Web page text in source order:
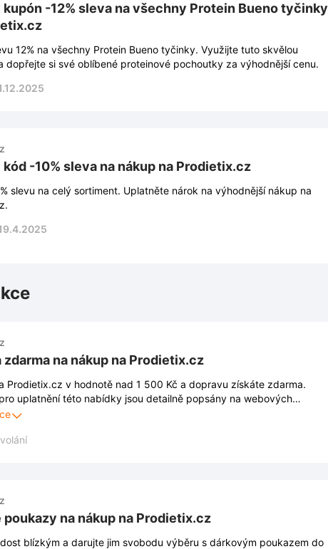
-12% sleva na všechny Protein Bueno tyčinky
12% na všechny Protein Bueno tyčinky. Využijte tuto skvělou
dopřejte si své oblíbené proteinové pochoutky za výhodnější cenu.
-10% sleva na nákup na Prodietix.cz
slevu na celý sortiment. Uplatněte nárok na výhodnější nákup na
zdarma na nákup na Prodietix.cz
Prodietix.cz v hodnotě nad 1 500 Kč a dopravu získáte zdarma.
uplatnění této nabídky jsou detailně popsány na webových
Doporučuje se s nimi seznámit, jelikož se mohou měnit.
poukazy na nákup na Prodietix.cz
blízkým a darujte jim svobodu výběru s dárkovým poukazem do